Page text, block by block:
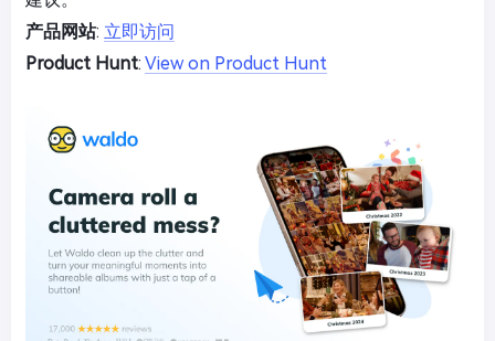
产品网站: 立即访问
Product Hunt: View on Product Hunt